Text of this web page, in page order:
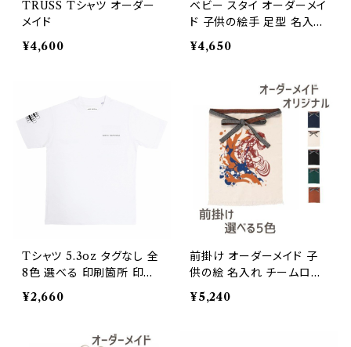
TRUSS Tシャツ オーダー
メイド
¥4,600
ベビー スタイ オーダーメイ
ド 子供の絵手 足型 名入れ
1点から作成オリジナルデザ
イン
¥4,650
Tシャツ 5.3oz タグなし 全
8色 選べる 印刷箇所 印刷
方法 オーダーメイド
¥2,660
前掛け オーダーメイド 子
供の絵 名入れ チームロゴ
ペット 写真 オリジナルデザ
イン
¥5,240